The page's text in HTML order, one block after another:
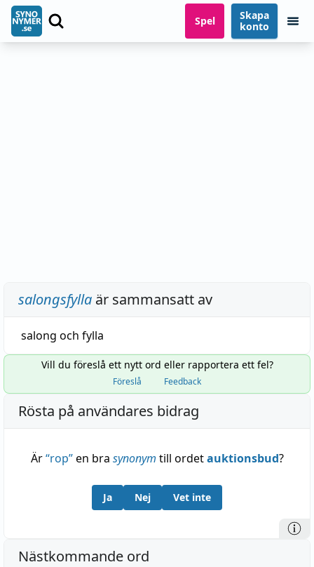
Spel
Skapa
konto
salongsfylla är sammansatt av
salong och fylla
Vill du föreslå ett nytt ord eller rapportera ett fel?
Föreslå Feedback
Rösta på användares bidrag
Är“rop”en bra synonym till ordetauktionsbud?
Ja Nej Vet inte
Nästkommande ord